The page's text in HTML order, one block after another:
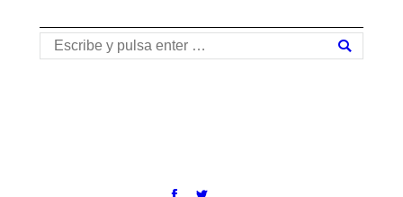
Buscar: